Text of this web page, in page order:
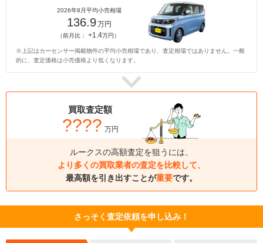
2026年8月平均小売相場
136.9万円
（前月比： +1.4万円）
※上記はカーセンサー掲載物件の平均小売相場であり、査定相場ではありません。一般
的に、査定価格は小売価格より低くなります。
買取査定額
???? 万円
ルークスの高額査定を狙うには、
より多くの買取業者の査定を比較して、
最高額を引き出すことが重要です。
さっそく査定依頼を申し込み！